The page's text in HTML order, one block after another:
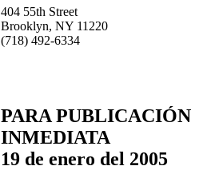
404 55th Street
Brooklyn, NY 11220
(718) 492-6334
PARA PUBLICACIÓN
INMEDIATA
19 de enero del 2005